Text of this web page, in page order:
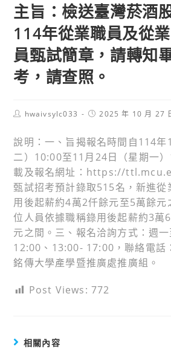
主旨：檢送臺灣菸酒
114年從業職員及從
員甄試簡章，請轉知
考，請查照。
Posthwaivsylc033
Post2025 年 10 月 27
說明：一、旨揭報名時間自114年
二）10:00至11月24日（星期一
載及報名網址：https://
甄試招考預計錄取515名，新進從
用後起薪約4萬2仟餘元至5萬餘元
位人員依據職稱錄用後起薪約3萬
元之間。三、報名洽詢方式：週
12:00、13:00- 17:00，聯絡電
銘傳大學產學暨推廣處推廣組。
Post Views: 772
相關內容